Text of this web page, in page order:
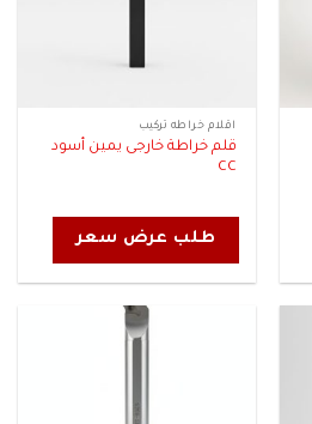
اقلام خراطه تركيب
قلم خراطة خارجى يمين أسود
CC
طلب عرض سعر